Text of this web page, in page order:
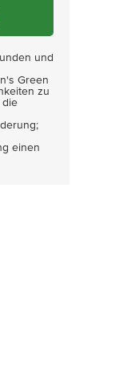
und
Green
zu
die
einen